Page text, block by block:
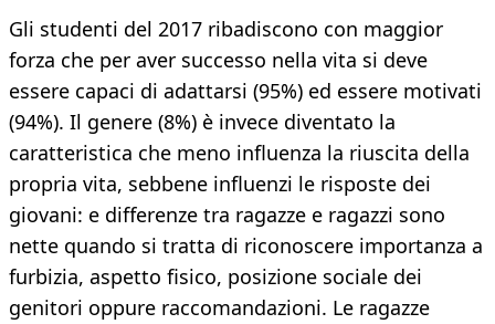
Gli studenti del 2017 ribadiscono con maggior
forza che per aver successo nella vita si deve
essere capaci di adattarsi (95%) ed essere motivati
(94%). Il genere (8%) è invece diventato la
caratteristica che meno influenza la riuscita della
propria vita, sebbene influenzi le risposte dei
giovani: e differenze tra ragazze e ragazzi sono
nette quando si tratta di riconoscere importanza a
furbizia, aspetto fisico, posizione sociale dei
genitori oppure raccomandazioni. Le ragazze